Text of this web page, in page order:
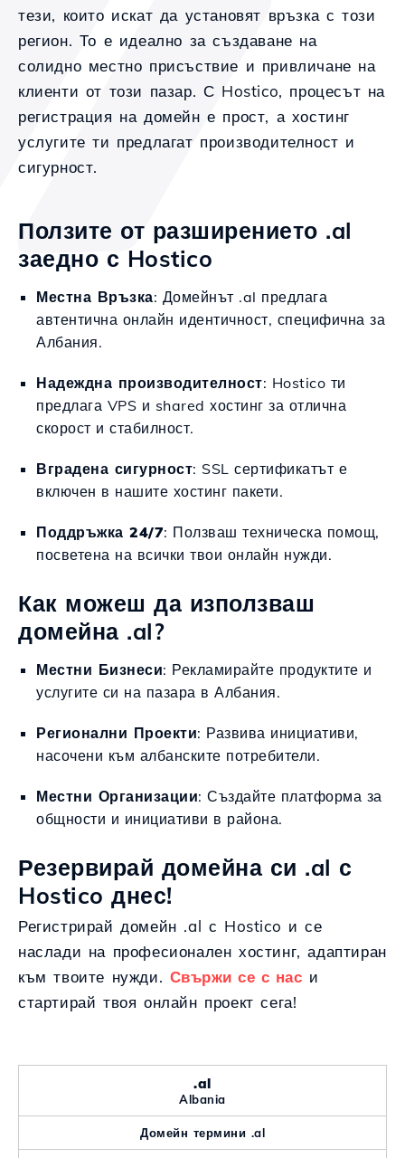
тези, които искат да установят връзка с този
регион. То е идеално за създаване на
солидно местно присъствие и привличане на
клиенти от този пазар. С Hostico, процесът на
регистрация на домейн е прост, а хостинг
услугите ти предлагат производителност и
сигурност.
Ползите от разширението .al
заедно с Hostico
Местна Връзка: Домейнът .al предлага
автентична онлайн идентичност, специфична за
Албания.
Надеждна производителност: Hostico ти
предлага VPS и shared хостинг за отлична
скорост и стабилност.
Вградена сигурност: SSL сертификатът е
включен в нашите хостинг пакети.
Поддръжка 24/7: Ползваш техническа помощ,
посветена на всички твои онлайн нужди.
Как можеш да използваш
домейна .al?
Местни Бизнеси: Рекламирайте продуктите и
услугите си на пазара в Албания.
Регионални Проекти: Развива инициативи,
насочени към албанските потребители.
Местни Организации: Създайте платформа за
общности и инициативи в района.
Резервирай домейна си .al с
Hostico днес!
Регистрирай домейн .al с Hostico и се
наслади на професионален хостинг, адаптиран
към твоите нужди. Свържи се с нас и
стартирай твоя онлайн проект сега!
.al
Albania
Домейн термини .al